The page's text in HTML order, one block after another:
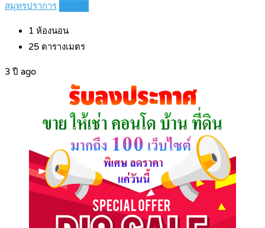
สมุทรปราการ
1 ห้องนอน
25 ตารางเมตร
3 ปี ago